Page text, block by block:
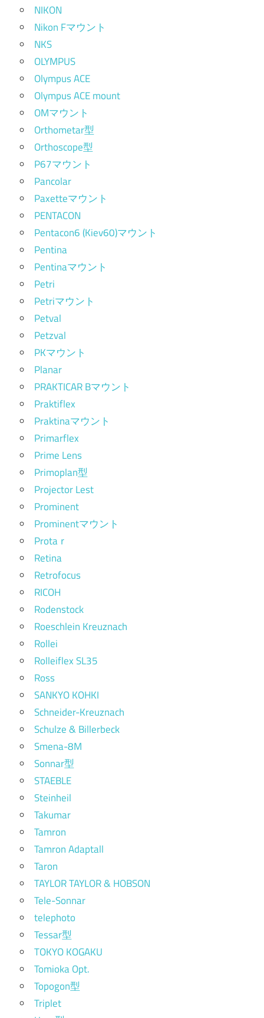
NIKON
Nikon Fマウント
NKS
OLYMPUS
Olympus ACE
Olympus ACE mount
OMマウント
Orthometar型
Orthoscope型
P67マウント
Pancolar
Paxetteマウント
PENTACON
Pentacon6 (Kiev60)マウント
Pentina
Pentinaマウント
Petri
Petriマウント
Petval
Petzval
PKマウント
Planar
PRAKTICAR Bマウント
Praktiflex
Praktinaマウント
Primarflex
Prime Lens
Primoplan型
Projector Lest
Prominent
Prominentマウント
Protaｒ
Retina
Retrofocus
RICOH
Rodenstock
Roeschlein Kreuznach
Rollei
Rolleiflex SL35
Ross
SANKYO KOHKI
Schneider-Kreuznach
Schulze & Billerbeck
Smena-8M
Sonnar型
STAEBLE
Steinheil
Takumar
Tamron
Tamron Adaptall
Taron
TAYLOR TAYLOR & HOBSON
Tele-Sonnar
telephoto
Tessar型
TOKYO KOGAKU
Tomioka Opt.
Topogon型
Triplet